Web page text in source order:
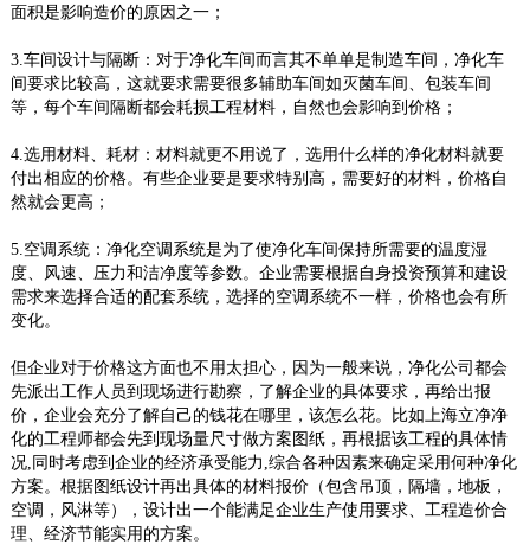
面积是影响造价的原因之一；
3.车间设计与隔断：对于净化车间而言其不单单是制造车间，净化车
间要求比较高，这就要求需要很多辅助车间如灭菌车间、包装车间
等，每个车间隔断都会耗损工程材料，自然也会影响到价格；
4.选用材料、耗材：材料就更不用说了，选用什么样的净化材料就要
付出相应的价格。有些企业要是要求特别高，需要好的材料，价格自
然就会更高；
5.空调系统：净化空调系统是为了使净化车间保持所需要的温度湿
度、风速、压力和洁净度等参数。企业需要根据自身投资预算和建设
需求来选择合适的配套系统，选择的空调系统不一样，价格也会有所
变化。
但企业对于价格这方面也不用太担心，因为一般来说，净化公司都会
先派出工作人员到现场进行勘察，了解企业的具体要求，再给出报
价，企业会充分了解自己的钱花在哪里，该怎么花。比如上海立净净
化的工程师都会先到现场量尺寸做方案图纸，再根据该工程的具体情
况,同时考虑到企业的经济承受能力,综合各种因素来确定采用何种净化
方案。根据图纸设计再出具体的材料报价（包含吊顶，隔墙，地板，
空调，风淋等），设计出一个能满足企业生产使用要求、工程造价合
理、经济节能实用的方案。